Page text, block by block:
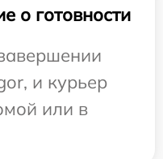
о готовности
и курьер
или в